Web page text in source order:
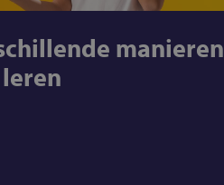
manieren